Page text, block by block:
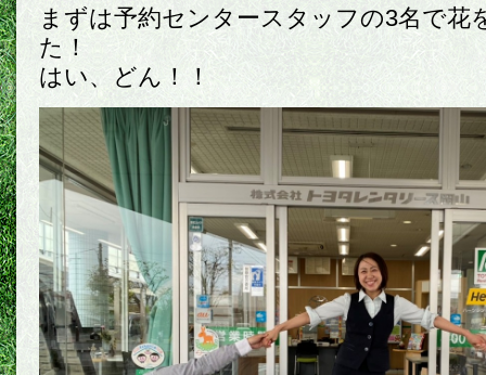
まずは予約センタースタッフの3名で花
た！
はい、どん！！